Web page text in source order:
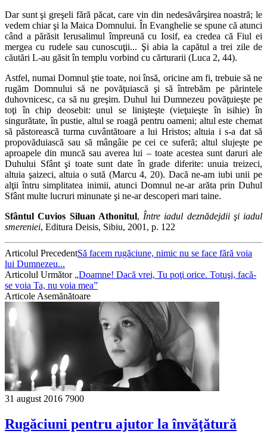
Dar sunt şi greşeli fără păcat, care vin din nedesăvârşirea noastră; le
vedem chiar şi la Maica Domnului. În Evanghelie se spune că atunci
când a părăsit Ierusalimul împreună cu Iosif, ea credea că Fiul ei
mergea cu rudele sau cunoscuţii... Şi abia la capătul a trei zile de
căutări L-au găsit în templu vorbind cu cărturarii (Luca 2, 44).
Astfel, numai Domnul ştie toate, noi însă, oricine am fi, trebuie să ne
rugăm Domnului să ne povăţuiască şi să întrebăm pe părintele
duhovnicesc, ca să nu greşim. Duhul lui Dumnezeu povăţuieşte pe
toţi în chip deosebit: unul se linişteşte (vieţuieşte în isihie) în
singurătate, în pustie, altul se roagă pentru oameni; altul este chemat
să păstorească turma cuvântătoare a lui Hristos; altuia i s-a dat să
propovăduiască sau să mângâie pe cei ce suferă; altul slujeşte pe
aproapele din muncă sau averea lui – toate acestea sunt daruri ale
Duhului Sfânt şi toate sunt date în grade diferite: unuia treizeci,
altuia şaizeci, altuia o sută (Marcu 4, 20). Dacă ne-am iubi unii pe
alţii întru simplitatea inimii, atunci Domnul ne-ar arăta prin Duhul
Sfânt multe lucruri minunate şi ne-ar descoperi mari taine.
Sfântul Cuvios Siluan Athonitul, Între iadul deznădejdii şi iadul
smereniei, Editura Deisis, Sibiu, 2001, p. 122
Articolul PrecedentSă facem rugăciune, nimic nu se face fără voia
lui Dumnezeu...
Articolul Următor „Doamne! Dacă vrei, Tu poţi orice. Totuşi, facă-
se voia Ta, nu voia mea”
Articole Asemănătoare
31 august 2016 7900
Rugăciuni pentru ajutor la învăţătură